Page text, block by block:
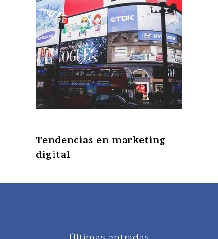
Tendencias en marketing
digital
Últimas entradas